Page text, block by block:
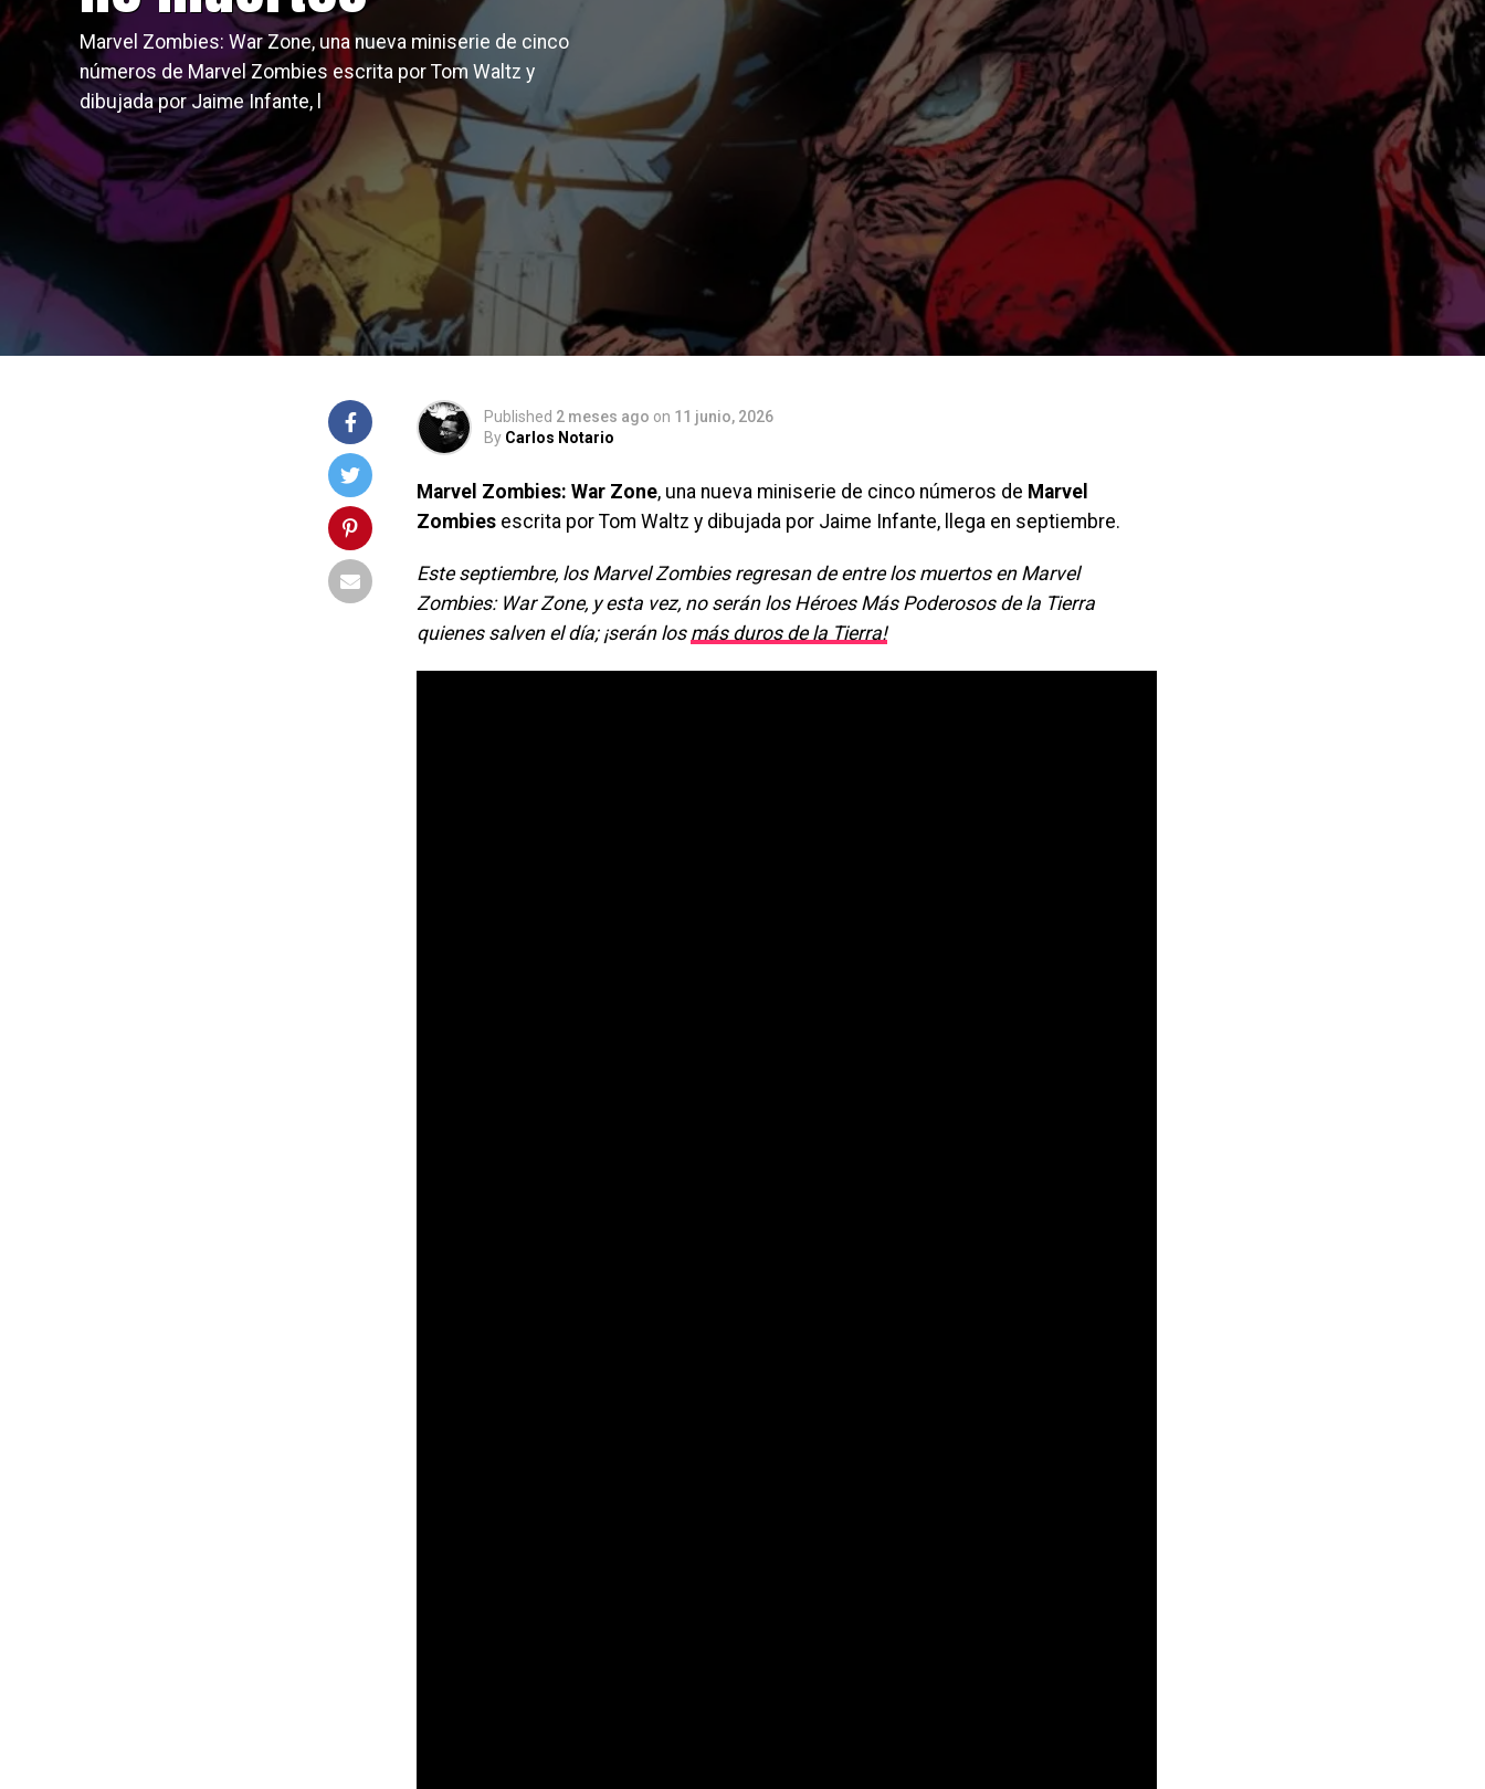
Marvel Zombies: War Zone, una nueva miniserie de cinco
números de Marvel Zombies escrita por Tom Waltz y
dibujada por Jaime Infante, l
Published 2 meses ago on 11 junio, 2026
By Carlos Notario
Marvel Zombies: War Zone, una nueva miniserie de cinco números de Marvel
Zombies escrita por Tom Waltz y dibujada por Jaime Infante, llega en septiembre.
Este septiembre, los Marvel Zombies regresan de entre los muertos en Marvel
Zombies: War Zone, y esta vez, no serán los Héroes Más Poderosos de la Tierra
quienes salven el día; ¡serán los más duros de la Tierra!